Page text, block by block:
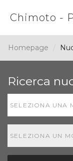
Chimoto -
Homepage
Ricerca
SELEZIONA UNA
SELEZIONA UN